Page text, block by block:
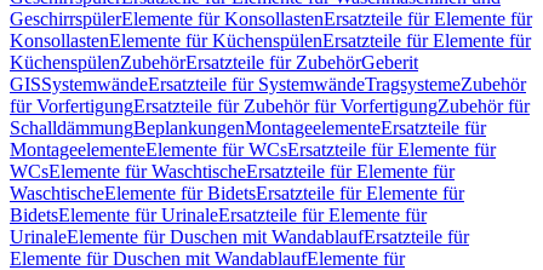
GeschirrspülerElemente für KonsollastenErsatzteile für Elemente für
KonsollastenElemente für KüchenspülenErsatzteile für Elemente für
KüchenspülenZubehörErsatzteile für ZubehörGeberit
GISSystemwändeErsatzteile für SystemwändeTragsystemeZubehör
für VorfertigungErsatzteile für Zubehör für VorfertigungZubehör für
SchalldämmungBeplankungenMontageelementeErsatzteile für
MontageelementeElemente für WCsErsatzteile für Elemente für
WCsElemente für WaschtischeErsatzteile für Elemente für
WaschtischeElemente für BidetsErsatzteile für Elemente für
BidetsElemente für UrinaleErsatzteile für Elemente für
UrinaleElemente für Duschen mit WandablaufErsatzteile für
Elemente für Duschen mit WandablaufElemente für